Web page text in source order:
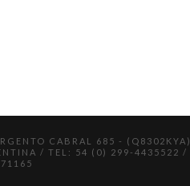
CABRAL 685 -
/ TEL: 54 (0) 299-4435522 /